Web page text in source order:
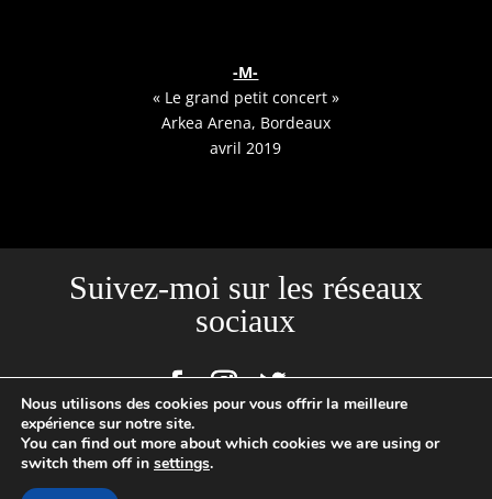
-M-
« Le grand petit concert »
Arkea Arena, Bordeaux
avril 2019
Suivez-moi sur les réseaux
sociaux
Site créé par l'Agence Backstages | Loïc Cousin Photographe
Professionnel, N°SIRET : 520465949 00029 | 2020 © TOUTES PHOTOS
Nous utilisons des cookies pour vous offrir la meilleure
expérience sur notre site.
You can find out more about which cookies we are using or
switch them off in settings.